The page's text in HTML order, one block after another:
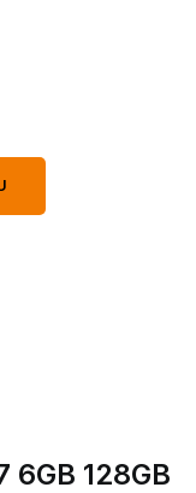
6GB 128GB